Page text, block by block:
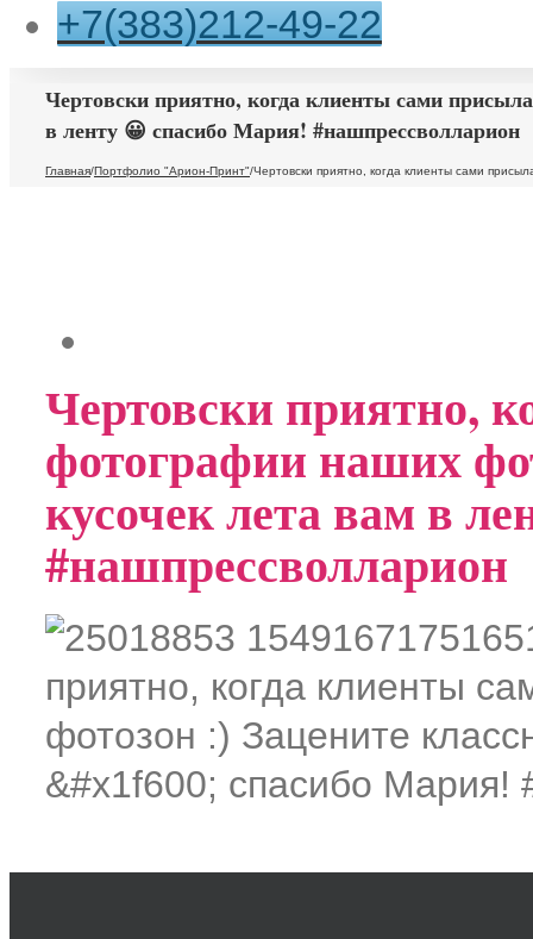
+7(383)212-49-22
Чертовски приятно, когда клиенты сами
в ленту 😀 спасибо Мария! #нашпрессволларион
Главная/Портфолио "Арион-Принт"/Чертовски приятно, когда клиенты сами
Чертовски приятно,
фотографии наших
кусочек лета вам в
#нашпрессволларион